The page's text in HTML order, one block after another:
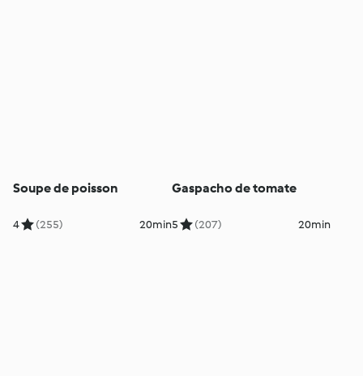
Soupe de poisson
4 (255) 20min
Gaspacho de tomate
5 (207) 20min